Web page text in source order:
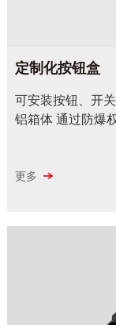
定制化按钮盒
可安装按钮、开关、指示
铝箱体 通过
更多